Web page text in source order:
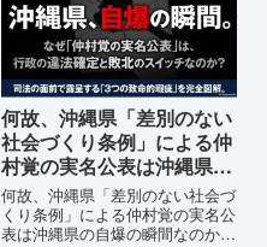
何故、沖縄県「差別のない
社会づくり条例」による仲
村覚の実名公表は沖縄県の
自爆の瞬間なのか？その3
つの理由。
何故、沖縄県「差別のない社会づ
くり条例」による仲村覚の実名公
表は沖縄県の自爆の瞬間なのか？